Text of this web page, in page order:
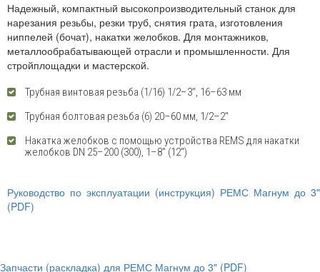
Надежный, компактный высокопроизводительный станок для
нарезания резьбы, резки труб, снятия грата, изготовления
ниппелей (бочат), накатки желобков. Для монтажников,
металлообрабатывающей отрасли и промышленности. Для
стройплощадки и мастерской.
Трубная винтовая резьба (1/16) 1/2–3", 16–63 мм
Трубная болтовая резьба (6) 20–60 мм, 1/2–2"
Накатка желобков с помощью устройства REMS для накатки
желобков DN 25–200 (300), 1–8" (12")
Руководство по эксплуатации (инструкция) РЕМС Магнум до 3"
(PDF)
Запчасти (раскладка) для РЕМС Магнум до 3" (PDF)